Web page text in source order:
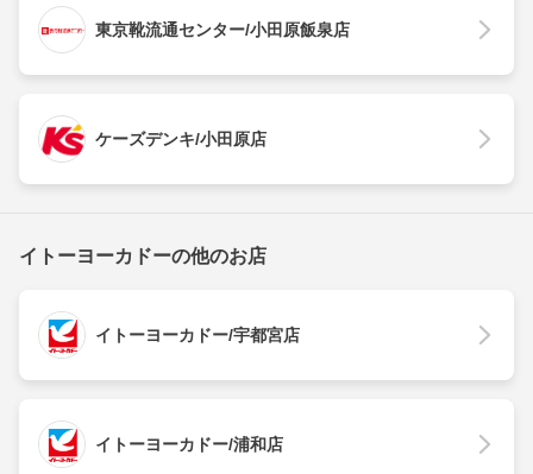
東京靴流通センター/小田原飯泉店
ケーズデンキ/小田原店
イトーヨーカドーの他のお店
イトーヨーカドー/宇都宮店
イトーヨーカドー/浦和店